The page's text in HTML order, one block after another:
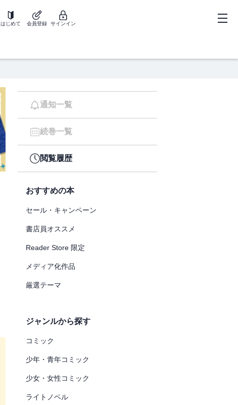
はじめて 会員登録 サインイン
通知一覧
続巻一覧
閲覧履歴
おすすめの本
セール・キャンペーン
書店員オススメ
Reader Store 限定
メディア化作品
厳選テーマ
ジャンルから探す
コミック
少年・青年コミック
少女・女性コミック
ライトノベル